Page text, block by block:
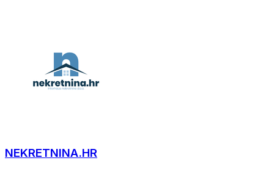
NEKRETNINA.HR